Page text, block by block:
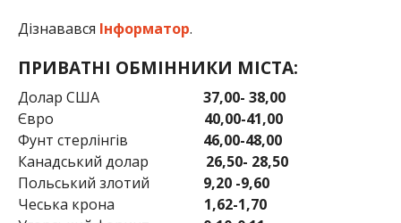
Дізнавався Інформатор.
ПРИВАТНІ ОБМІННИКИ МІСТА:
Долар США 37,00- 38,00
Євро 40,00-41,00
Фунт стерлінгів 46,00-48,00
Канадський долар 26,50- 28,50
Польський злотий 9,20 -9,60
Чеська крона
1,62-1,70